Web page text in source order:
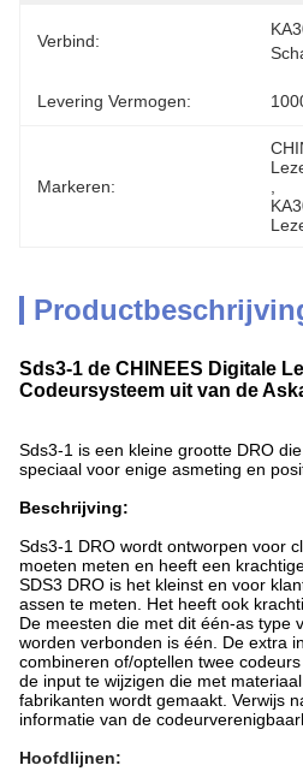
Verbind:
Levering Vermogen:
Markeren:
Sds3-1 de CHINEES Digitale
Codeursysteem uit van de
Sds3-1 is een kleine grootte DRO
speciaal voor enige asmeting en
Beschrijving:
Sds3-1 DRO wordt ontworpen voor
moeten meten en heeft een
SDS3 DRO is het kleinst en voor
assen te meten. Het heeft ook
De meesten die met dit één-as type
worden verbonden is één. De extra
combineren of/optellen twee
de input te wijzigen die met
fabrikanten wordt gemaakt. Verwijs
informatie van de
Hoofdlijnen: